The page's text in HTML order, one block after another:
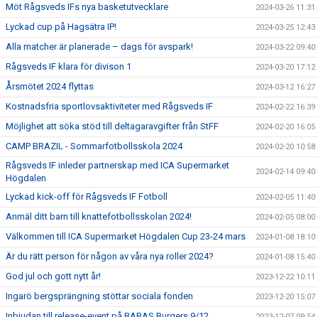
Möt Rågsveds IFs nya basketutvecklare 2024-03-26 11:31
Lyckad cup på Hagsätra IP! 2024-03-25 12:43
Alla matcher är planerade – dags för avspark! 2024-03-22 09:40
Rågsveds IF klara för divison 1 2024-03-20 17:12
Årsmötet 2024 flyttas 2024-03-12 16:27
Kostnadsfria sportlovsaktiviteter med Rågsveds IF 2024-02-22 16:39
Möjlighet att söka stöd till deltagaravgifter från StFF 2024-02-20 16:05
CAMP BRAZIL - Sommarfotbollsskola 2024 2024-02-20 10:58
Rågsveds IF inleder partnerskap med ICA Supermarket
Högdalen
2024-02-14 09:40
Lyckad kick-off för Rågsveds IF Fotboll 2024-02-05 11:40
Anmäl ditt barn till knattefotbollsskolan 2024! 2024-02-05 08:00
Välkommen till ICA Supermarket Högdalen Cup 23-24 mars 2024-01-08 18:10
Är du rätt person för någon av våra nya roller 2024? 2024-01-08 15:40
God jul och gott nytt år! 2023-12-22 10:11
Ingarö bergsprängning stöttar sociala fonden 2023-12-20 15:07